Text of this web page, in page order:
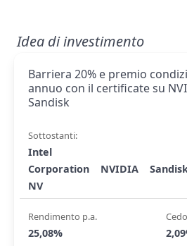
Idea di investimento
Barriera 20% e premio
annuo con il certificate su
Sandisk
Sottostanti:
Intel
Corporation
NVIDIA
NV
Rendimento p.a.
25,08%